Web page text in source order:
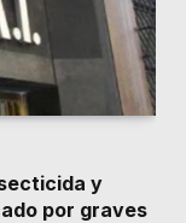
y
por graves